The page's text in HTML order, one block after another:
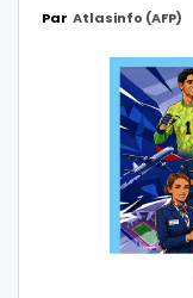
Par Atlasinfo (AFP)